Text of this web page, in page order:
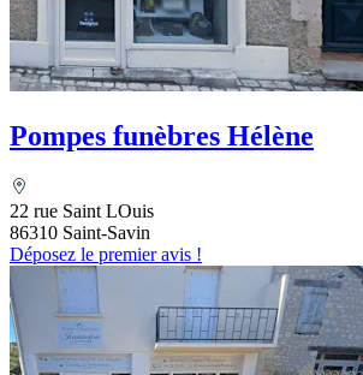
Pompes funèbres Hélène
22 rue Saint LOuis
86310 Saint-Savin
Déposez le premier avis !